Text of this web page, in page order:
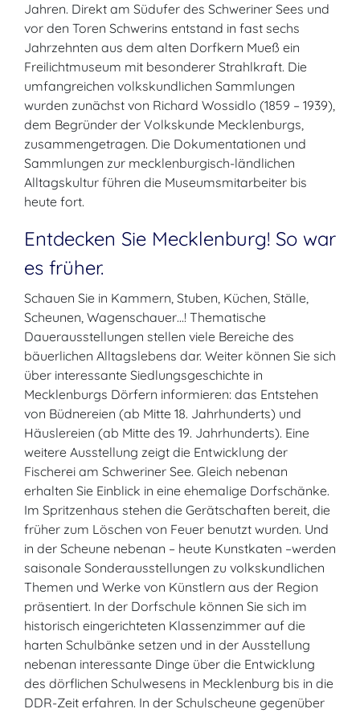
Jahren. Direkt am Südufer des Schweriner Sees und
vor den Toren Schwerins entstand in fast sechs
Jahrzehnten aus dem alten Dorfkern Mueß ein
Freilichtmuseum mit besonderer Strahlkraft. Die
umfangreichen volkskundlichen Sammlungen
wurden zunächst von Richard Wossidlo (1859 – 1939),
dem Begründer der Volkskunde Mecklenburgs,
zusammengetragen. Die Dokumentationen und
Sammlungen zur mecklenburgisch-ländlichen
Alltagskultur führen die Museumsmitarbeiter bis
heute fort.
Entdecken Sie Mecklenburg! So war
es früher.
Schauen Sie in Kammern, Stuben, Küchen, Ställe,
Scheunen, Wagenschauer…! Thematische
Dauerausstellungen stellen viele Bereiche des
bäuerlichen Alltagslebens dar. Weiter können Sie sich
über interessante Siedlungsgeschichte in
Mecklenburgs Dörfern informieren: das Entstehen
von Büdnereien (ab Mitte 18. Jahrhunderts) und
Häuslereien (ab Mitte des 19. Jahrhunderts). Eine
weitere Ausstellung zeigt die Entwicklung der
Fischerei am Schweriner See. Gleich nebenan
erhalten Sie Einblick in eine ehemalige Dorfschänke.
Im Spritzenhaus stehen die Gerätschaften bereit, die
früher zum Löschen von Feuer benutzt wurden. Und
in der Scheune nebenan – heute Kunstkaten –werden
saisonale Sonderausstellungen zu volkskundlichen
Themen und Werke von Künstlern aus der Region
präsentiert. In der Dorfschule können Sie sich im
historisch eingerichteten Klassenzimmer auf die
harten Schulbänke setzen und in der Ausstellung
nebenan interessante Dinge über die Entwicklung
des dörflichen Schulwesens in Mecklenburg bis in die
DDR-Zeit erfahren. In der Schulscheune gegenüber